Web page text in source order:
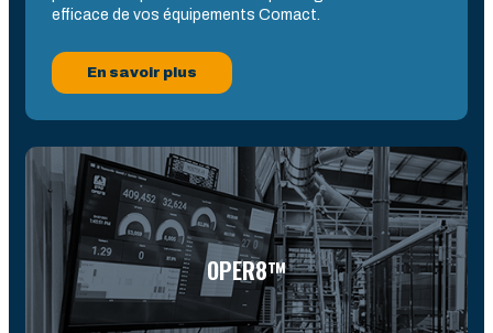
efficace de vos équipements Comact.
En savoir plus
OPER8™